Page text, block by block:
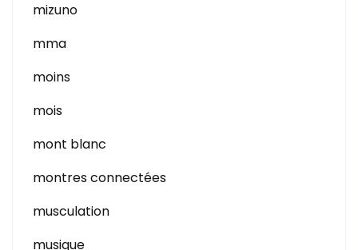
mizuno
mma
moins
mois
mont blanc
montres connectées
musculation
musique